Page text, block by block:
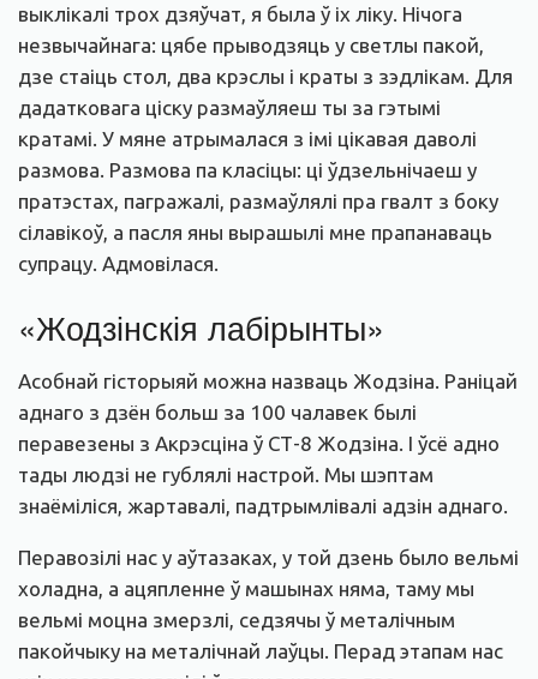
выклікалі трох дзяўчат, я была ў іх ліку. Нічога
незвычайнага: цябе прыводзяць у светлы пакой,
дзе стаіць стол, два крэслы і краты з зэдлікам. Для
дадатковага ціску размаўляеш ты за гэтымі
кратамі. У мяне атрымалася з імі цікавая даволі
размова. Размова па класіцы: ці ўдзельнічаеш у
пратэстах, пагражалі, размаўлялі пра гвалт з боку
сілавікоў, а пасля яны вырашылі мне прапанаваць
супрацу. Адмовілася.
«Жодзінскія лабірынты»
Асобнай гісторыяй можна назваць Жодзіна. Раніцай
аднаго з дзён больш за 100 чалавек былі
перавезены з Акрэсціна ў СТ-8 Жодзіна. І ўсё адно
тады людзі не гублялі настрой. Мы шэптам
знаёміліся, жартавалі, падтрымлівалі адзін аднаго.
Перавозілі нас у аўтазаках, у той дзень было вельмі
холадна, а ацяпленне ў машынах няма, таму мы
вельмі моцна змерзлі, седзячы ў металічным
пакойчыку на металічнай лаўцы. Перад этапам нас